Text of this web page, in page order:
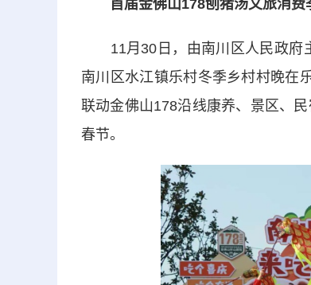
首届金佛山178刨猪汤文旅消费
11月30日，由南川区人民政府主
南川区水江镇乐村冬季乡村村晚在
联动金佛山178沿线康养、景区、
春节。